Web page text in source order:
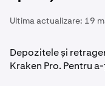
Ultima actualizare: 19
Depozitele și
Kraken Pro. Pentru